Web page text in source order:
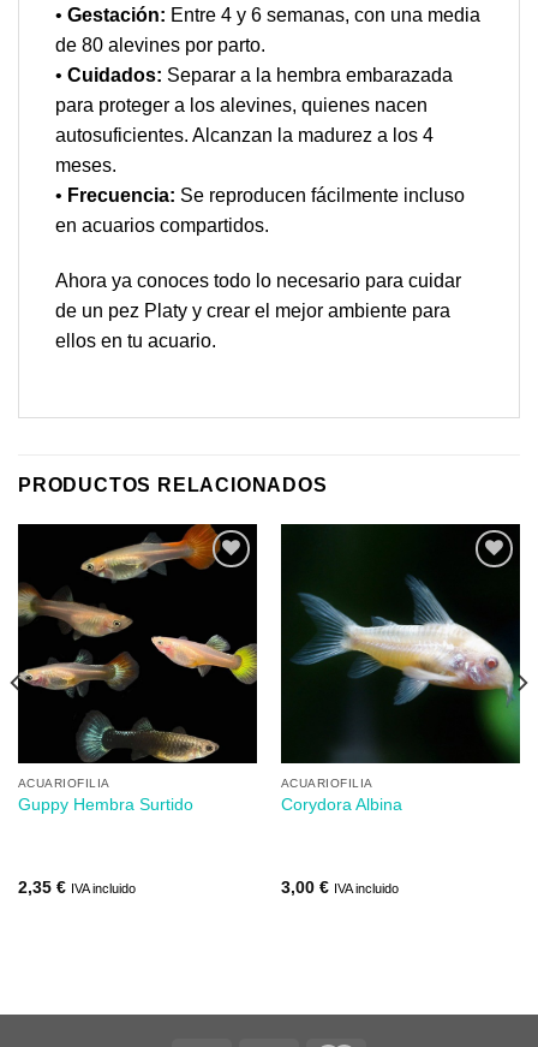
• Gestación: Entre 4 y 6 semanas, con una media
de 80 alevines por parto.
• Cuidados: Separar a la hembra embarazada
para proteger a los alevines, quienes nacen
autosuficientes. Alcanzan la madurez a los 4
meses.
• Frecuencia: Se reproducen fácilmente incluso
en acuarios compartidos.
Ahora ya conoces todo lo necesario para cuidar
de un pez Platy y crear el mejor ambiente para
ellos en tu acuario.
PRODUCTOS RELACIONADOS
a mi
lista de
ACUARIOFILIA
Guppy Hembra Surtido
2,35 € IVA incluido
Añadir
a mi
lista de
los
deseos
ACUARIOFILIA
Corydora Albina
3,00 € IVA incluido